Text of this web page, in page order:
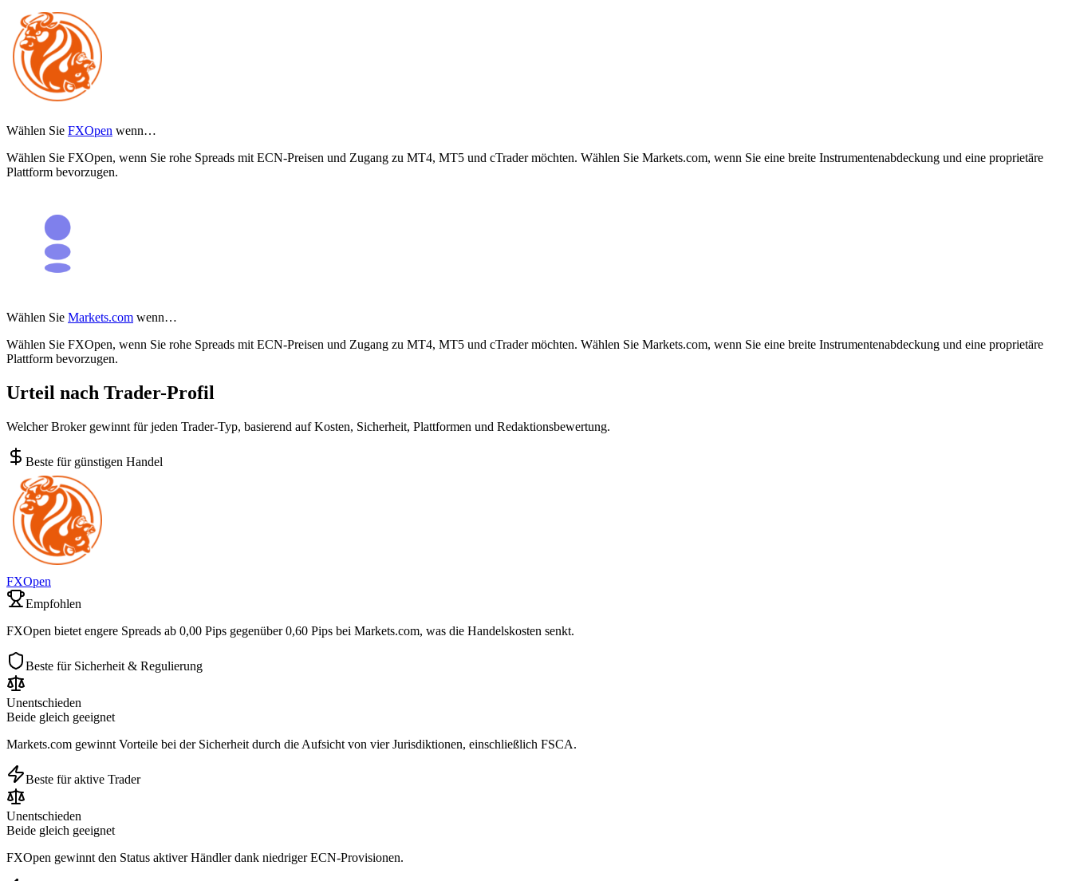
Wählen Sie FXOpen wenn…
Wählen Sie FXOpen, wenn Sie rohe Spreads mit ECN-Preisen und Zugang zu MT4, MT5 und cTrader möchten. Wählen Sie Markets.com, wenn Sie eine breite Instrumentenabdeckung und eine proprietäre
Plattform bevorzugen.
Wählen Sie Markets.com wenn…
Wählen Sie FXOpen, wenn Sie rohe Spreads mit ECN-Preisen und Zugang zu MT4, MT5 und cTrader möchten. Wählen Sie Markets.com, wenn Sie eine breite Instrumentenabdeckung und eine proprietäre
Plattform bevorzugen.
Urteil nach Trader-Profil
Welcher Broker gewinnt für jeden Trader-Typ, basierend auf Kosten, Sicherheit, Plattformen und Redaktionsbewertung.
Beste für günstigen Handel
FXOpen
Empfohlen
FXOpen bietet engere Spreads ab 0,00 Pips gegenüber 0,60 Pips bei Markets.com, was die Handelskosten senkt.
Beste für Sicherheit & Regulierung
Unentschieden
Beide gleich geeignet
Markets.com gewinnt Vorteile bei der Sicherheit durch die Aufsicht von vier Jurisdiktionen, einschließlich FSCA.
Beste für aktive Trader
Unentschieden
Beide gleich geeignet
FXOpen gewinnt den Status aktiver Händler dank niedriger ECN-Provisionen.